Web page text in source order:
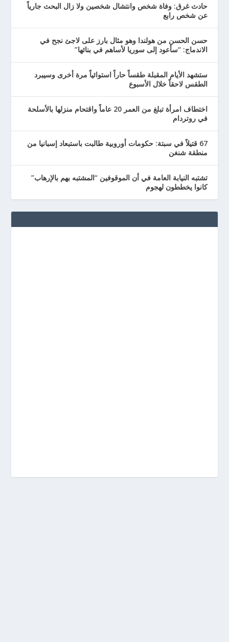
حادث غرق: وفاة شخص وانتشال شخصين ولا زال البحث جارياً
عن شخص رابع
حسن الحسن من هولندا وهو مثال بارز على لاجئ نجح في
الاندماج: “سأعود إلى سوريا لأساهم في بنائها”
ستشهد الأيام المقبلة طقساً حاراً استوائياً مرة أخرى وسيبرد
الطقس لاحقاً خلال الأسبوع
اختطاف امرأة تبلغ من العمر 20 عاماً واقتحام منزلها بالأسلحة
في روتردام
67 قتيلاً في سبتة: حكومات أوروبية طالبت باستبعاد إسبانيا من
منطقة شنغن
تشتبه النيابة العامة في أن الموقوفين “المشتبه بهم بالإرهاب”
كانوا يخططون لهجوم